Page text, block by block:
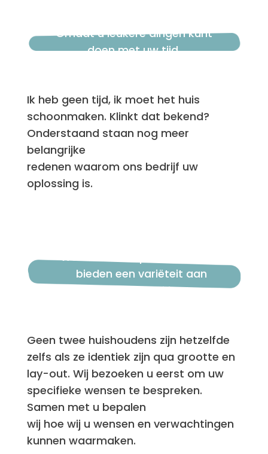
Omdat u leukere dingen kunt
doen met uw tijd.
Ik heb geen tijd, ik moet het huis
schoonmaken. Klinkt dat bekend?
Onderstaand staan nog meer
belangrijke
redenen waarom ons bedrijf uw
oplossing is.
We doen het op uw manier en
bieden een variëteit aan
schoonmaakpakketten.
Geen twee huishoudens zijn hetzelfde
zelfs als ze identiek zijn qua grootte en
lay-out. Wij bezoeken u eerst om uw
specifieke wensen te bespreken.
Samen met u bepalen
wij hoe wij u wensen en verwachtingen
kunnen waarmaken.